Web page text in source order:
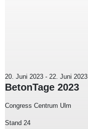
20. Juni 2023 - 22. Juni 2023
BetonTage 2023
Congress Centrum Ulm
Stand 24